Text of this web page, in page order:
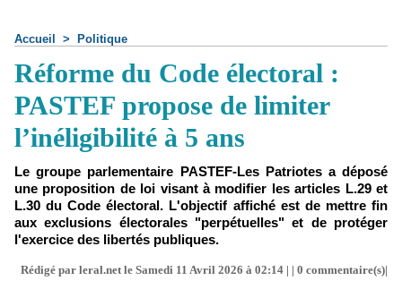
Accueil > Politique
Réforme du Code électoral :
PASTEF propose de limiter
l’inéligibilité à 5 ans
Le groupe parlementaire PASTEF-Les Patriotes a déposé
une proposition de loi visant à modifier les articles L.29 et
L.30 du Code électoral. L'objectif affiché est de mettre fin
aux exclusions électorales "perpétuelles" et de protéger
l'exercice des libertés publiques.
Rédigé par leral.net le Samedi 11 Avril 2026 à 02:14 | | 0 commentaire(s)|